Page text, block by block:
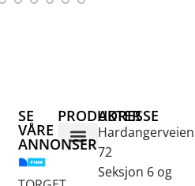
ADRESSE
Hardangerveien
72
Seksjon 6 og
PRODUKTER
SE
VÅRE
ANNONSER